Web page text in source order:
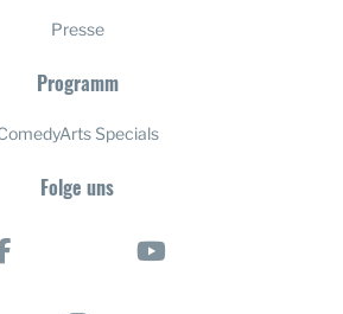
Presse
Programm
Specials
Folge uns